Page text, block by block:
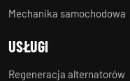
Mechanika samochodowa
USŁUGI
Regeneracja alternatorów